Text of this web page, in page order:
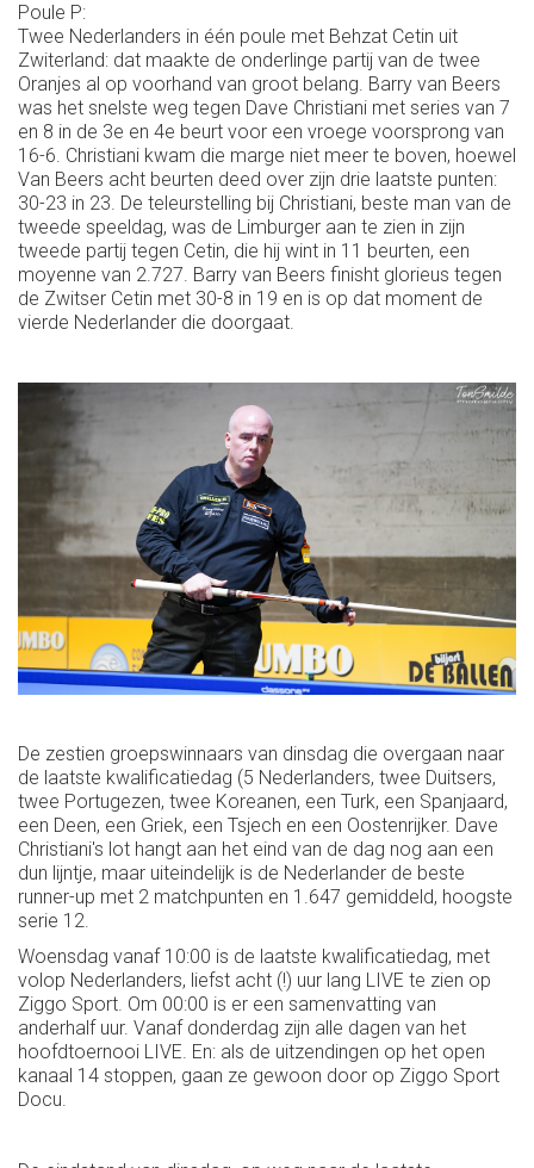
Poule P:
Twee Nederlanders in één poule met Behzat Cetin uit
Zwiterland: dat maakte de onderlinge partij van de twee
Oranjes al op voorhand van groot belang. Barry van Beers
was het snelste weg tegen Dave Christiani met series van 7
en 8 in de 3e en 4e beurt voor een vroege voorsprong van
16-6. Christiani kwam die marge niet meer te boven, hoewel
Van Beers acht beurten deed over zijn drie laatste punten:
30-23 in 23. De teleurstelling bij Christiani, beste man van de
tweede speeldag, was de Limburger aan te zien in zijn
tweede partij tegen Cetin, die hij wint in 11 beurten, een
moyenne van 2.727. Barry van Beers finisht glorieus tegen
de Zwitser Cetin met 30-8 in 19 en is op dat moment de
vierde Nederlander die doorgaat.
De zestien groepswinnaars van dinsdag die overgaan naar
de laatste kwalificatiedag (5 Nederlanders, twee Duitsers,
twee Portugezen, twee Koreanen, een Turk, een Spanjaard,
een Deen, een Griek, een Tsjech en een Oostenrijker. Dave
Christiani's lot hangt aan het eind van de dag nog aan een
dun lijntje, maar uiteindelijk is de Nederlander de beste
runner-up met 2 matchpunten en 1.647 gemiddeld, hoogste
serie 12.
Woensdag vanaf 10:00 is de laatste kwalificatiedag, met
volop Nederlanders, liefst acht (!) uur lang LIVE te zien op
Ziggo Sport. Om 00:00 is er een samenvatting van
anderhalf uur. Vanaf donderdag zijn alle dagen van het
hoofdtoernooi LIVE. En: als de uitzendingen op het open
kanaal 14 stoppen, gaan ze gewoon door op Ziggo Sport
Docu.